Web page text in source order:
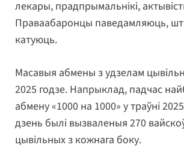
лекары, прадпрымальнікі,
Праваабаронцы паведамляюць,
катуюць.
Масавыя абмены з удзелам
2025 годзе. Напрыклад, падчас
абмену «1000 на 1000» у траўні
дзень былі вызваленыя 270
цывільных з кожнага боку.